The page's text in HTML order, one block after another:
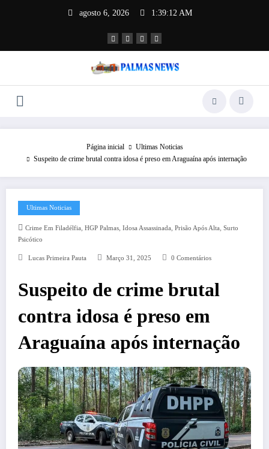
agosto 6, 2026 1:39:12 AM
Página inicial
Ultimas Noticias
Suspeito de crime brutal contra idosa é preso em Araguaína após internação
Ultimas Noticias
Crime Em Filadélfia, HGP Palmas, Idosa Assassinada, Prisão Após Alta, Surto
Psicótico
Lucas Primeira Pauta Março 31, 2025 0 Comentários
Suspeito de crime brutal
contra idosa é preso em
Araguaína após internação